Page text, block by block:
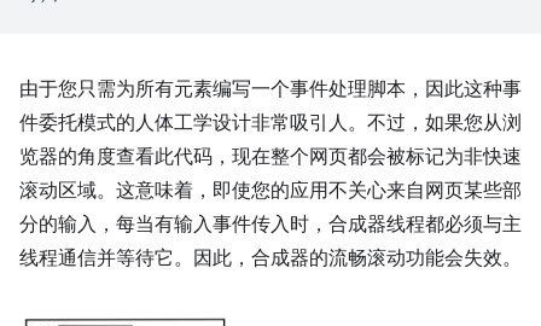
由于您只需为所有元素编写一个事件处理脚本，因此这种事
件委托模式的人体工学设计非常吸引人。不过，如果您从浏
览器的角度查看此代码，现在整个网页都会被标记为非快速
滚动区域。这意味着，即使您的应用不关心来自网页某些部
分的输入，每当有输入事件传入时，合成器线程都必须与主
线程通信并等待它。因此，合成器的流畅滚动功能会失效。